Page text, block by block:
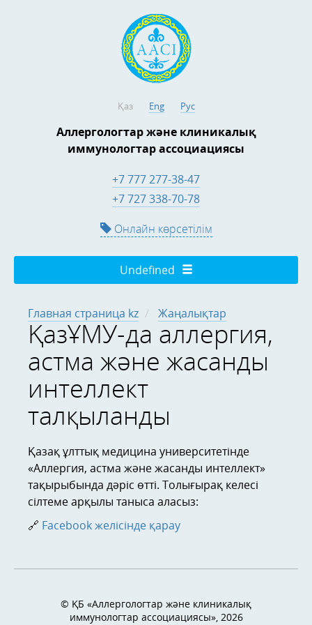
Қаз Eng Рус
Аллергологтар және клиникалық
иммунологтар ассоциациясы
+7 777 277-38-47
+7 727 338-70-78
Онлайн көрсетілім
Undefined
Главная страница kz Жаңалықтар
ҚазҰМУ-да аллергия,
астма және жасанды
интеллект
талқыланды
Қазақ ұлттық медицина университетінде
«Аллергия, астма және жасанды интеллект»
тақырыбында дәріс өтті. Толығырақ келесі
сілтеме арқылы таныса аласыз:
🔗 Facebook желісінде қарау
© ҚБ «Аллергологтар және клиникалық
иммунологтар ассоциациясы», 2026